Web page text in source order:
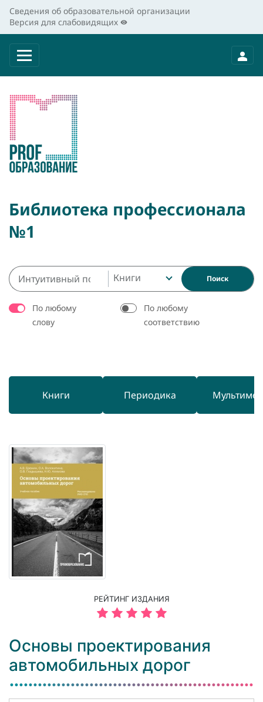
Сведения об образовательной организации
Версия для слабовидящих
Библиотека профессионала
№1
Книги Поиск
По любому
слову
По любому
соответствию
Книги Периодика
РЕЙТИНГ ИЗДАНИЯ
Основы проектирования
автомобильных дорог